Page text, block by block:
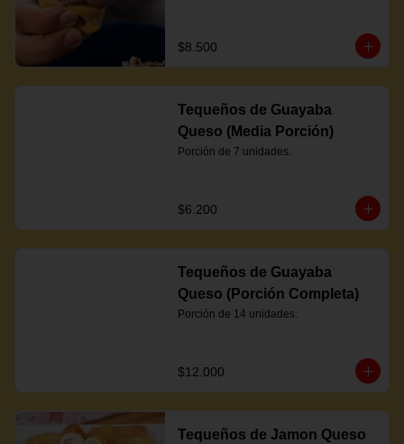
$8.500
Tequeños de Guayaba
Queso (Media Porción)
Porción de 7 unidades.
$6.200
Tequeños de Guayaba
Queso (Porción Completa)
Porción de 14 unidades.
$12.000
Tequeños de Jamon Queso